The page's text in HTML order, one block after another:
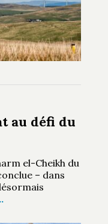
au défi du
el-Cheikh du
– dans